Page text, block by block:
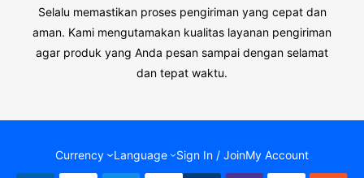
Selalu memastikan proses pengiriman yang cepat dan
aman. Kami mengutamakan kualitas layanan pengiriman
agar produk yang Anda pesan sampai dengan selamat
dan tepat waktu.
Currency Language Sign In / JoinMy Account